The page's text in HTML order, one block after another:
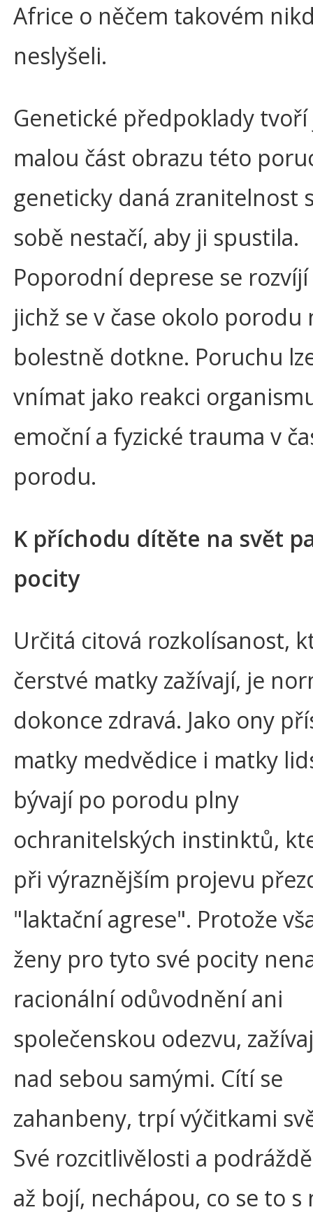
Africe o něčem takovém
neslyšeli.
Genetické předpoklady
malou část obrazu této
geneticky daná zranitelnost
sobě nestačí, aby ji spustila.
Poporodní deprese se
jichž se v čase okolo porodu
bolestně dotkne. Poruchu
vnímat jako reakci
emoční a fyzické trauma v
porodu.
K příchodu dítěte na svět
pocity
Určitá citová rozkolísanost,
čerstvé matky zažívají, je
dokonce zdravá. Jako ony
matky medvědice i matky
bývají po porodu plny
ochranitelských instinktů,
při výraznějším projevu
"laktační agrese". Protože
ženy pro tyto své pocity
racionální odůvodnění ani
společenskou odezvu,
nad sebou samými. Cítí se
zahanbeny, trpí výčitkami
Své rozcitlivělosti a
až bojí, nechápou, co se to s